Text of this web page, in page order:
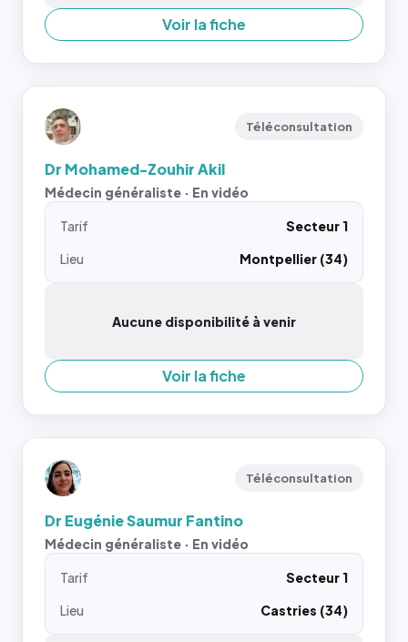
Voir la fiche
Téléconsultation
Dr Mohamed-Zouhir Akil
Médecin généraliste · En vidéo
Tarif
Secteur 1
Lieu
Montpellier (34)
Aucune disponibilité à venir
Voir la fiche
Téléconsultation
Dr Eugénie Saumur Fantino
Médecin généraliste · En vidéo
Tarif
Secteur 1
Lieu
Castries (34)